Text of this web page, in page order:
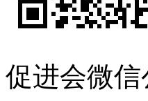
促进会微信